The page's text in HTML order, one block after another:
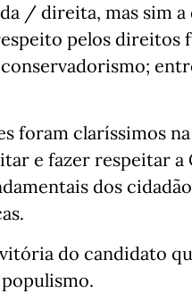
/ direita, mas sim
pelos direitos
foram claríssimos
e fazer respeitar
dos
do candidato